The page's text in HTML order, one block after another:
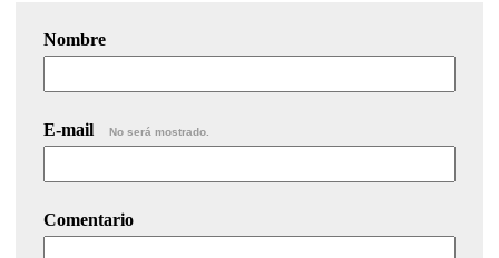
Nombre
E-mail No será mostrado.
Comentario